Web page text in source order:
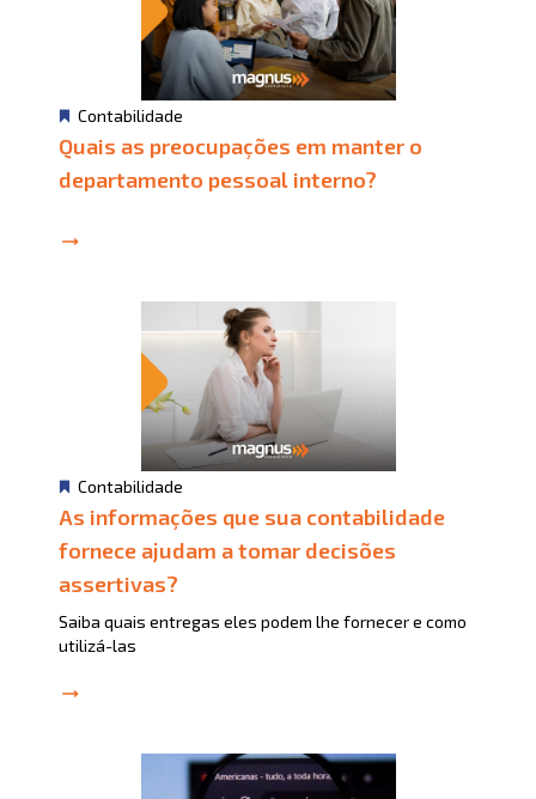
Contabilidade
Quais as preocupações em manter o
departamento pessoal interno?
Contabilidade
As informações que sua contabilidade
fornece ajudam a tomar decisões
assertivas?
Saiba quais entregas eles podem lhe fornecer e como
utilizá-las